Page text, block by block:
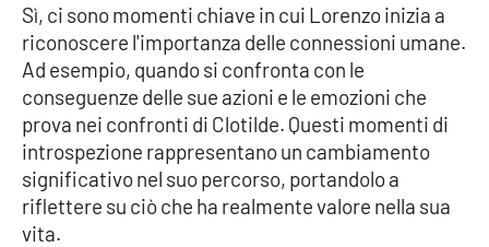
Sì, ci sono momenti chiave in cui Lorenzo inizia a
riconoscere l'importanza delle connessioni umane.
Ad esempio, quando si confronta con le
conseguenze delle sue azioni e le emozioni che
prova nei confronti di Clotilde. Questi momenti di
introspezione rappresentano un cambiamento
significativo nel suo percorso, portandolo a
riflettere su ciò che ha realmente valore nella sua
vita.